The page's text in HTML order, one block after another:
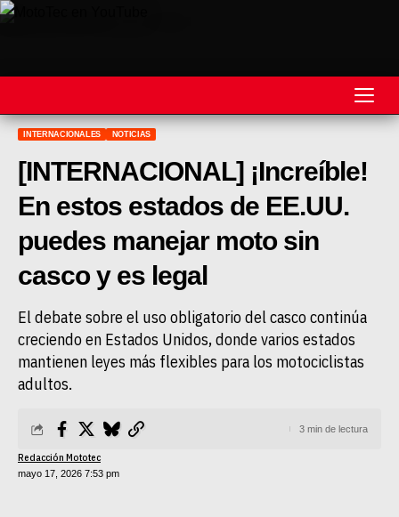
REVISTA
MOTOS
MINICROSS
HARD ENDURO
CROSS COUNTRY
INTERNACIONALES NOTICIAS
[INTERNACIONAL] ¡Increíble!
En estos estados de EE.UU.
puedes manejar moto sin
casco y es legal
El debate sobre el uso obligatorio del casco continúa
creciendo en Estados Unidos, donde varios estados
mantienen leyes más flexibles para los motociclistas
adultos.
mayo 17, 2026 7:53 pm
Redacción Mototec
3 min de lectura